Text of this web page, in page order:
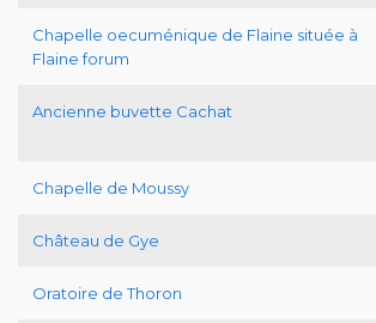
Chapelle oecuménique de Flaine située à
Flaine forum
Ancienne buvette Cachat
Chapelle de Moussy
Château de Gye
Oratoire de Thoron